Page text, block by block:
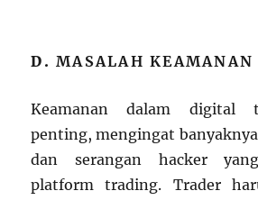
D.MASALAH KEAMANAN
Keamanan dalam digital
penting, mengingat
dan serangan hacker
platform trading. Trader